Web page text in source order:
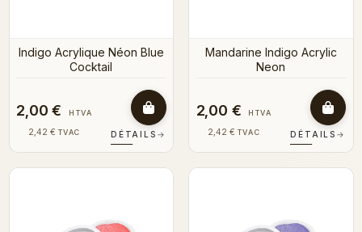
Indigo Acrylique Néon Blue
Cocktail
2,00 € HTVA
2,42 € TVAC DÉTAILS →
Mandarine Indigo Acrylic
Neon
2,00 € HTVA
2,42 € TVAC DÉTAILS →